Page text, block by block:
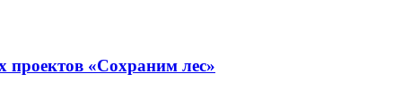
проектов «Сохраним лес»